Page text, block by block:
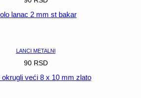
lanac 2 mm st bakar
LANCI METALNI
90 RSD
okrugli veći 8 x 10 mm zlato